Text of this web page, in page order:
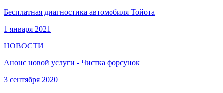
Бесплатная диагностика автомобиля Тойота
1 января 2021
НОВОСТИ
Анонс новой услуги - Чистка форсунок
3 сентября 2020